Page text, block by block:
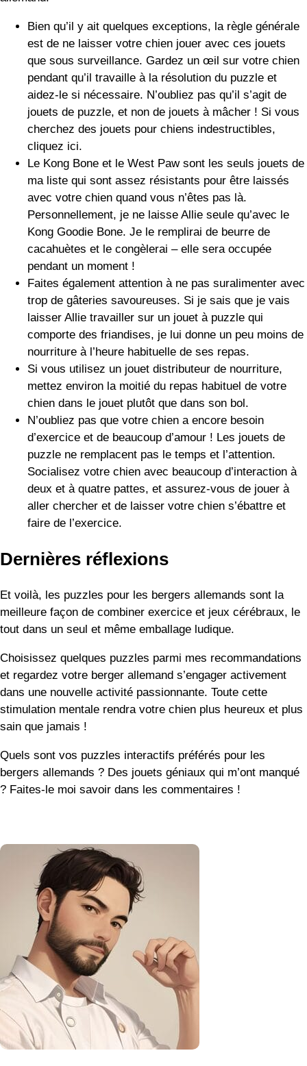
pendant qu’il travaille à la résolution du puzzle et
aidez-le si nécessaire. N’oubliez pas qu’il s’agit de
jouets de puzzle, et non de jouets à mâcher ! Si vous
cherchez des jouets pour chiens indestructibles,
cliquez ici.
Le Kong Bone et le West Paw sont les seuls jouets de
ma liste qui sont assez résistants pour être laissés
avec votre chien quand vous n’êtes pas là.
Personnellement, je ne laisse Allie seule qu’avec le
Kong Goodie Bone. Je le remplirai de beurre de
cacahuètes et le congèlerai – elle sera occupée
pendant un moment !
Faites également attention à ne pas suralimenter avec
trop de gâteries savoureuses. Si je sais que je vais
laisser Allie travailler sur un jouet à puzzle qui
comporte des friandises, je lui donne un peu moins de
nourriture à l’heure habituelle de ses repas.
Si vous utilisez un jouet distributeur de nourriture,
mettez environ la moitié du repas habituel de votre
chien dans le jouet plutôt que dans son bol.
N’oubliez pas que votre chien a encore besoin
d’exercice et de beaucoup d’amour ! Les jouets de
puzzle ne remplacent pas le temps et l’attention.
Socialisez votre chien avec beaucoup d’interaction à
deux et à quatre pattes, et assurez-vous de jouer à
aller chercher et de laisser votre chien s’ébattre et
faire de l’exercice.
Dernières réflexions
meilleure façon de combiner exercice et jeux cérébraux, le
Choisissez quelques puzzles parmi mes recommandations
et regardez votre berger allemand s’engager activement
stimulation mentale rendra votre chien plus heureux et plus
sain que jamais !
Quels sont vos puzzles interactifs préférés pour les
bergers allemands ? Des jouets géniaux qui m’ont manqué
Jonathan